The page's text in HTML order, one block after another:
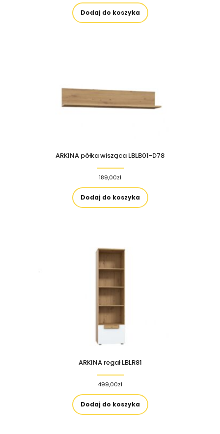
Dodaj do koszyka
ARKINA półka wisząca LBLB01-D78
189,00zł
Dodaj do koszyka
ARKINA regał LBLR81
499,00zł
Dodaj do koszyka